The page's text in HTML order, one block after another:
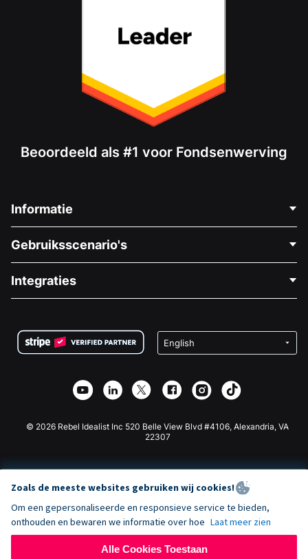
Beoordeeld als #1 voor Fondsenwerving
Informatie
Over Ons
Vacatures
Privacy
Affiliate Partnerschap
Gebruiksscenario's
Medische Fondsenwerving
Goede Doelen Fondsenwerving
Integraties
Wix Donatie Plugin
Webflow Donatie App
Joomla Donatie
© 2026 Rebel Idealist Inc 520 Belle View Blvd #4106, Alexandria, VA
22307
Zoals de meeste websites gebruiken wij cookies!
Om een gepersonaliseerde en responsieve service te bieden,
onthouden en bewaren we informatie over hoe Laat meer zien
Alle Cookies Toestaan